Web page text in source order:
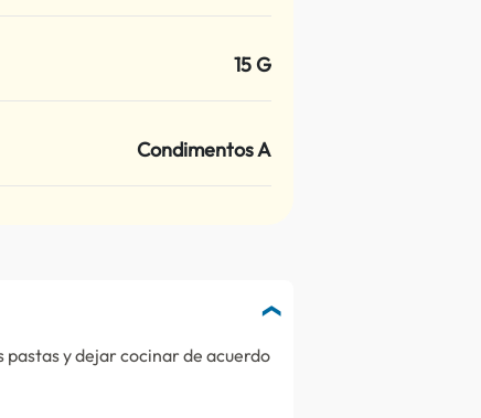
15 G
Condimentos A
pastas y dejar cocinar de acuerdo